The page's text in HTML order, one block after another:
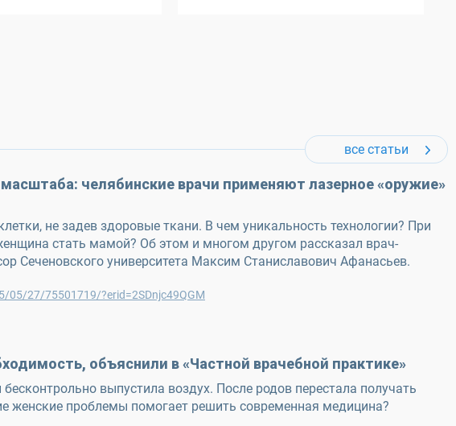
все статьи
челябинские врачи применяют лазерное «оружие»
не задев здоровые ткани. В чем уникальность технологии? При
стать мамой? Об этом и многом другом рассказал врач-
Сеченовского университета Максим Станиславович Афанасьев.
27/75501719/?erid=2SDnjc49QGM
объяснили в «Частной врачебной практике»
выпустила воздух. После родов перестала получать
женские проблемы помогает решить современная медицина?